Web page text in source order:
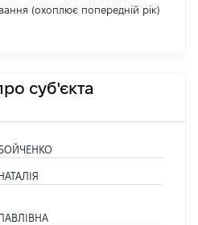
(охоплює попередній рік)
суб'єкта
БОЙЧЕНКО
НАТАЛІЯ
ПАВЛІВНА